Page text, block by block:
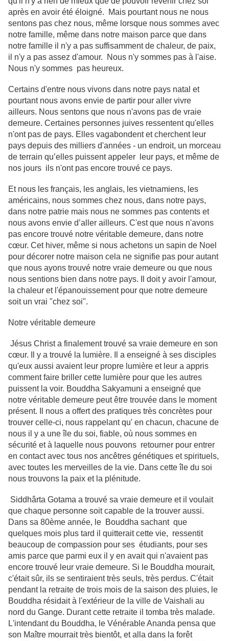
après en avoir été éloigné. Mais pourtant nous ne nous
sentons pas chez nous, même lorsque nous sommes avec
notre famille, même dans notre maison parce que dans
notre famille il n'y a pas suffisamment de chaleur, de paix,
il n'y a pas assez d'amour. Nous n'y sommes pas à l'aise.
Nous n'y sommes pas heureux.
Certains d'entre nous vivons dans notre pays natal et
pourtant nous avons envie de partir pour aller vivre
ailleurs. Nous sentons que nous n'avons pas de vraie
demeure. Certaines personnes juives ressentent qu'elles
n'ont pas de pays. Elles vagabondent et cherchent leur
pays depuis des milliers d'années - un endroit, un morceau
de terrain qu’elles puissent appeler leur pays, et même de
nos jours ils n'ont pas encore trouvé ce pays.
Et nous les français, les anglais, les vietnamiens, les
américains, nous sommes chez nous, dans notre pays,
dans notre patrie mais nous ne sommes pas contents et
nous avons envie d’aller ailleurs. C'est que nous n'avons
pas encore trouvé notre véritable demeure, dans notre
cœur. Cet hiver, même si nous achetons un sapin de Noel
pour décorer notre maison cela ne signifie pas pour autant
que nous ayons trouvé notre vraie demeure ou que nous
nous sentions bien dans notre pays. Il doit y avoir l'amour,
la chaleur et l'épanouissement pour que notre demeure
soit un vrai "chez soi".
Notre véritable demeure
Jésus Christ a finalement trouvé sa vraie demeure en son
cœur. Il y a trouvé la lumière. Il a enseigné à ses disciples
qu'eux aussi avaient leur propre lumière et leur a appris
comment faire briller cette lumière pour que les autres
puissent la voir. Bouddha Sakyamuni a enseigné que
notre véritable demeure peut être trouvée dans le moment
présent. Il nous a offert des pratiques très concrètes pour
trouver celle-ci, nous rappelant qu' en chacun, chacune de
nous il y a une île du soi, fiable, où nous sommes en
sécurité et à laquelle nous pouvons retourner pour entrer
en contact avec tous nos ancêtres génétiques et spirituels,
avec toutes les merveilles de la vie. Dans cette île du soi
nous trouvons la paix et la plénitude.
Siddhârta Gotama a trouvé sa vraie demeure et il voulait
que chaque personne soit capable de la trouver aussi.
Dans sa 80ème année, le Bouddha sachant que
quelques mois plus tard il quitterait cette vie, ressentit
beaucoup de compassion pour ses étudiants, pour ses
amis parce que parmi eux il y en avait qui n'avaient pas
encore trouvé leur vraie demeure. Si le Bouddha mourait,
c'était sûr, ils se sentiraient très seuls, très perdus. C'était
pendant la retraite de trois mois de la saison des pluies, le
Bouddha résidait à l'extérieur de la ville de Vaishali au
nord du Gange. Durant cette retraite il tomba très malade.
L'intendant du Bouddha, le Vénérable Ananda pensa que
son Maître mourrait très bientôt, et alla dans la forêt